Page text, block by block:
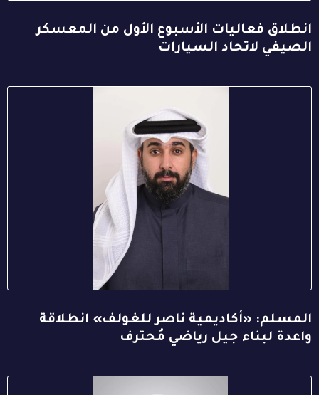
انطلاق فعاليات الأسبوع الأول من المعسكر
الصيفي لاتحاد السيارات
المسلم: «أكاديمية ناصر للغولف» انطلاقة
واعدة لبناء جيل رياضي مُحترف